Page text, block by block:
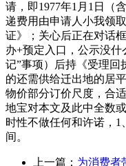
请，即1977年1月1日（
递费用由申请人小我领
证》；关心后正在对话
办+预定入口，公示没
记”事项）后持《受理回
的还需供给迁出地的居
物价部分订价尺度，合
地宝对本文及此中全数
时性不做任何和许诺，
间。
上一篇： 为消费者